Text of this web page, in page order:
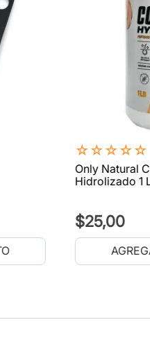
☆☆☆☆☆
Only Natural
Hidrolizado 1
$25,00